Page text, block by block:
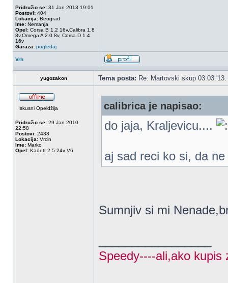
Pridružio se: 31 Jan 2013 19:01
Postovi: 404
Lokacija: Beograd
Ime: Nemanja
Opel: Corsa B 1.2 16v,Calibra 1.8
8v,Omega A 2.0 8v, Corsa D 1.4
16v
Garaza: pogledaj
Vrh
yugozakon Tema posta: Re: Martovski skup 03.03.'13.
Iskusni Opeldžija
Pridružio se: 29 Jan 2010
22:58
Postovi: 2438
Lokacija: Vrcin
Ime: Marko
Opel: Kadett 2.5 24v V6
calibrica je napisao:
do jaja, Kraljevicu....
aj sad reci ko si, da
Sumnjiv si mi
Speedy----ali,ako kupis